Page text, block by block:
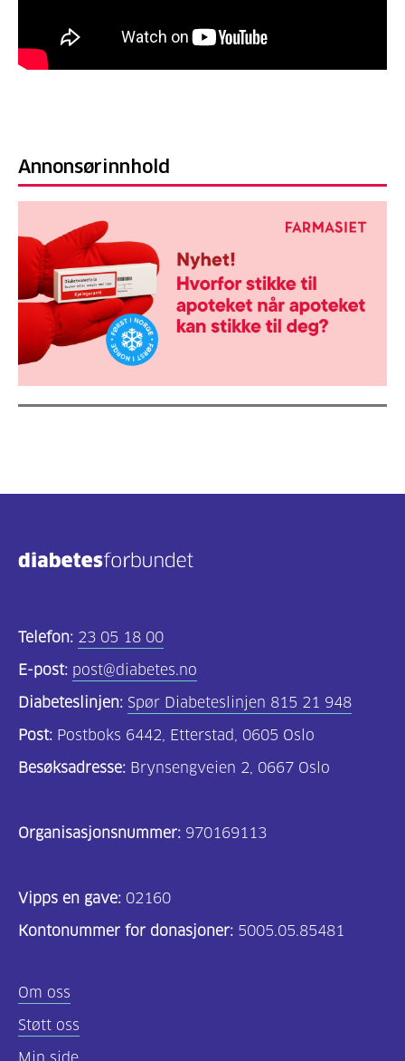
Annonsørinnhold
Telefon: 23 05 18 00
E-post: post@diabetes.no
Diabeteslinjen: Spør Diabeteslinjen 815 21 948
Post: Postboks 6442, Etterstad, 0605 Oslo
Besøksadresse: Brynsengveien 2, 0667 Oslo
Organisasjonsnummer: 970169113
Vipps en gave: 02160
Kontonummer for donasjoner: 5005.05.85481
Om oss
Støtt oss